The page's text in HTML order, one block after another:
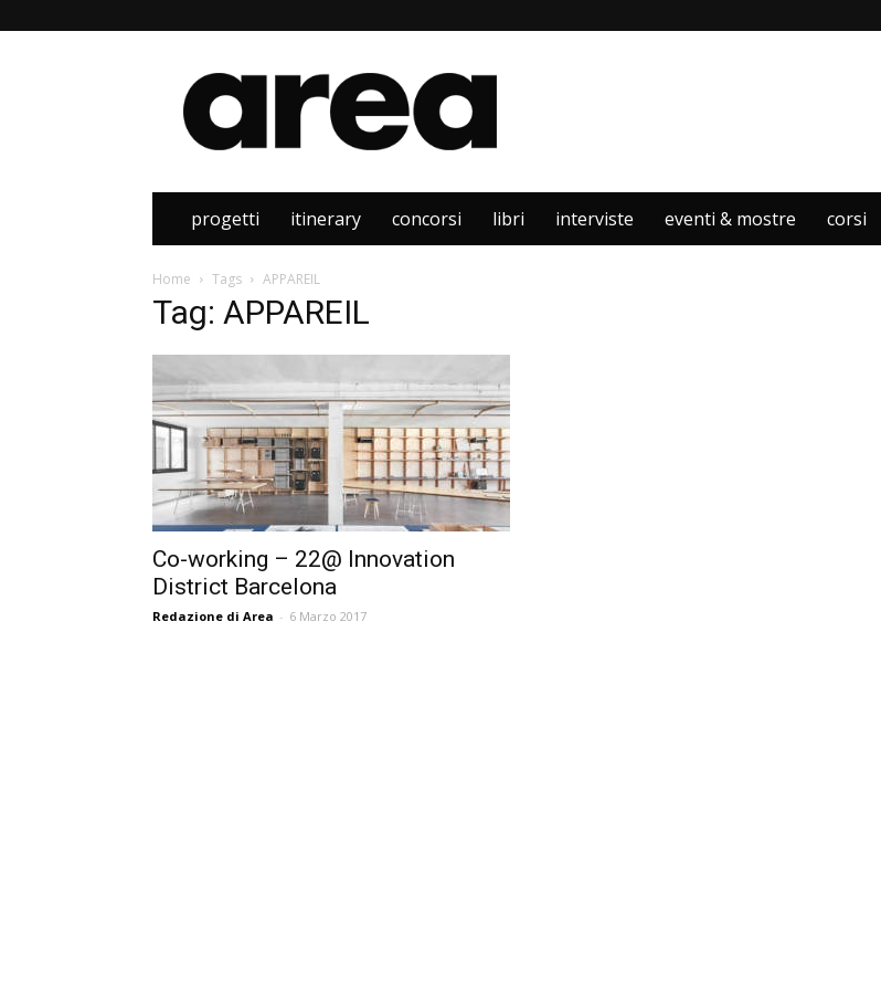
Area
progetti itinerary concorsi libri interviste eventi & mostre corsi
Home Tags APPAREIL
Tag: APPAREIL
Co-working – 22@ Innovation
District Barcelona
Redazione di Area - 6 Marzo 2017